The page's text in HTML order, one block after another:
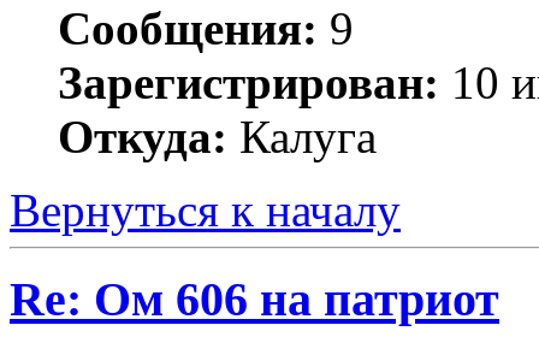
Сообщения: 9
Зарегистрирован: 10
Откуда: Калуга
Вернуться к началу
Re: Ом 606 на патриот